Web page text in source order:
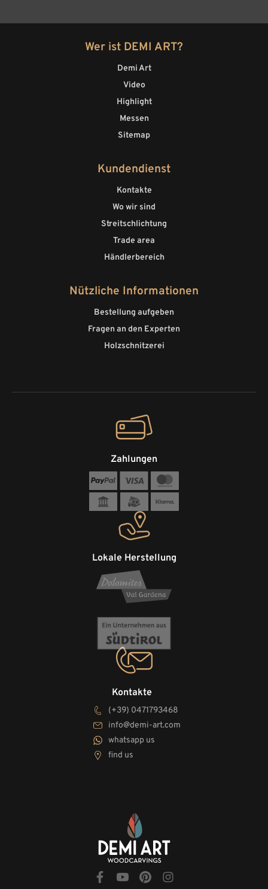
Wer ist DEMI ART?
Demi Art
Video
Highlight
Messen
Sitemap
Kundendienst
Kontakte
Wo wir sind
Streitschlichtung
Trade area
Händlerbereich
Nützliche Informationen
Bestellung aufgeben
Fragen an den Experten
Holzschnitzerei
Kontakte
(+39) 0471793468
info@demi-art.com
whatsapp us
find us
Lokale Herstellung
Zahlungen